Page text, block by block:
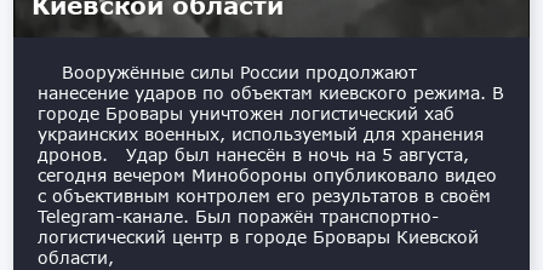
Вооружённые силы России продолжают
нанесение ударов по объектам киевского режима. В
городе Бровары уничтожен логистический хаб
украинских военных, используемый для хранения
дронов. Удар был нанесён в ночь на 5 августа,
сегодня вечером Минобороны опубликовало видео
с объективным контролем его результатов в своём
Telegram-канале. Был поражён транспортно-
логистический центр в городе Бровары Киевской
области,